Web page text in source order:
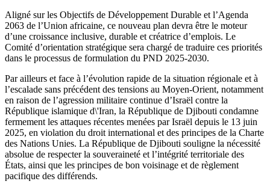
Aligné sur les Objectifs de Développement Durable et l’Agenda
2063 de l’Union africaine, ce nouveau plan devra être le moteur
d’une croissance inclusive, durable et créatrice d’emplois. Le
Comité d’orientation stratégique sera chargé de traduire ces priorités
dans le processus de formulation du PND 2025-2030.
Par ailleurs et face à l’évolution rapide de la situation régionale et à
l’escalade sans précédent des tensions au Moyen-Orient, notamment
en raison de l’agression militaire continue d’Israël contre la
République islamique d\'Iran, la République de Djibouti condamne
fermement les attaques récentes menées par Israël depuis le 13 juin
2025, en violation du droit international et des principes de la Charte
des Nations Unies. La République de Djibouti souligne la nécessité
absolue de respecter la souveraineté et l’intégrité territoriale des
États, ainsi que les principes de bon voisinage et de règlement
pacifique des différends.